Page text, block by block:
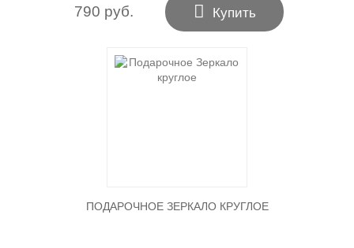
790 руб.  Купить
ПОДАРОЧНОЕ ЗЕРКАЛО КРУГЛОЕ